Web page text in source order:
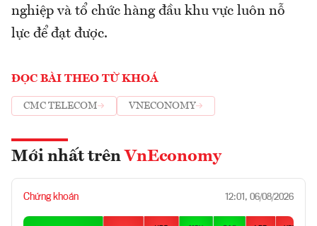
nghiệp và tổ chức hàng đầu khu vực luôn nỗ
lực để đạt được.
ĐỌC BÀI THEO TỪ KHOÁ
CMC TELECOM VNECONOMY
Mới nhất trên VnEconomy
Chứng khoán 12:01, 06/08/2026